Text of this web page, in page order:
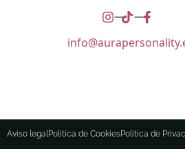
Aviso legalPolitica de CookiesPolitica de